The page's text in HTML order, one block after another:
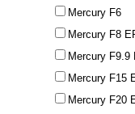
Mercury F6
Mercury F8
Mercury F9.9
Mercury F15
Mercury F20